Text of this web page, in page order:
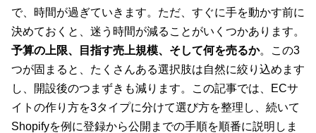
で、時間が過ぎていきます。ただ、すぐに手を動かす前に
決めておくと、迷う時間が減ることがいくつかあります。
予算の上限、目指す売上規模、そして何を売るか。この3
つが固まると、たくさんある選択肢は自然に絞り込めます
し、開設後のつまずきも減ります。この記事では、ECサ
イトの作り方を3タイプに分けて選び方を整理し、続いて
Shopifyを例に登録から公開までの手順を順番に説明しま